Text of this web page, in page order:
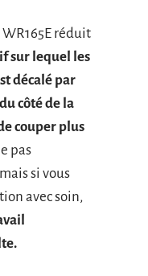
réduit
sur lequel les
décalé par
côté de la
couper plus
pas
si vous
avec soin,